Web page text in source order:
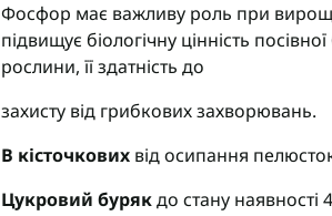
Фосфор має важливу роль при
підвищує біологічну цінність
рослини, її здатність до
захисту від грибкових захворювань.
В кісточкових від осипання
Цукровий бурякдо стану наявності